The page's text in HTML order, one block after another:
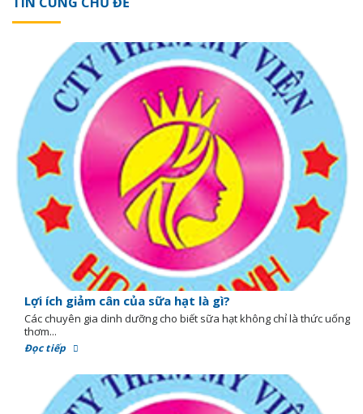
Lợi ích giảm cân của sữa hạt là gì?
Các chuyên gia dinh dưỡng cho biết sữa hạt không chỉ là thức uống
thơm...
Đọc tiếp